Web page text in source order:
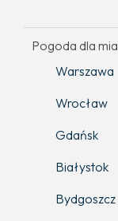
Pogoda dla
Warszawa
Wrocław
Gdańsk
Białystok
Bydgoszcz